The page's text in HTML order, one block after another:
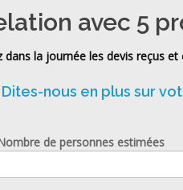
avec 5
dans la journée les devis reçus
Dites-nous en plus sur
de personnes estimées